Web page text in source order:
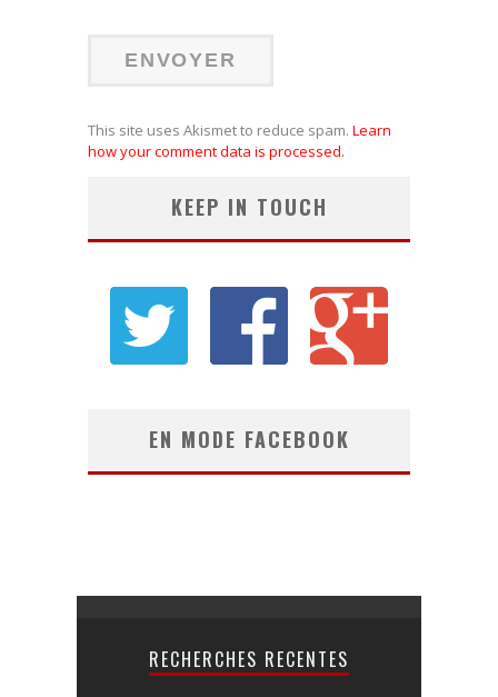
This site uses Akismet to reduce spam. Learn
how your comment data is processed.
KEEP IN TOUCH
EN MODE FACEBOOK
RECHERCHES RECENTES